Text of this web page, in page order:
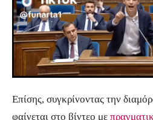
Επίσης, συγκρίνοντας την
φαίνεται στο βίντεο με